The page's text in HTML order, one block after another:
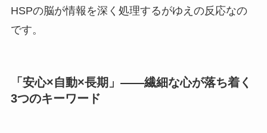
HSPの脳が情報を深く処理するがゆえの反応なの
です。
「安心×自動×長期」――繊細な心が落ち着く
3つのキーワード